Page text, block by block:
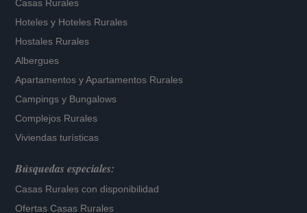
Casas Rurales
Hoteles y Hoteles Rurales
Hostales Rurales
Albergues
Apartamentos yApartamentos Rurales
Campings y Bungalows
Complejos Rurales
Viviendas turísticas
Búsquedas especiales:
Casas Rurales con disponibilidad
Ofertas Casas Rurales